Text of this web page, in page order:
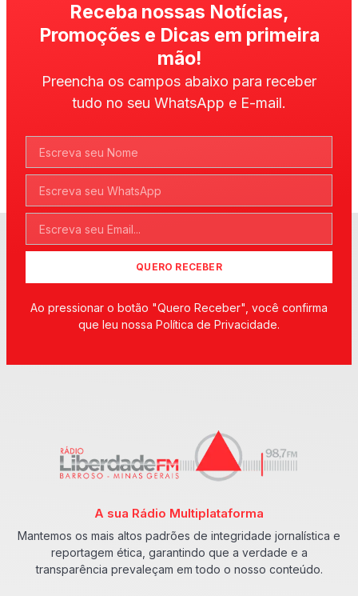
Receba nossas Notícias,
Promoções e Dicas em primeira
mão!
Preencha os campos abaixo para receber
tudo no seu WhatsApp e E-mail.
QUERO RECEBER
Ao pressionar o botão "Quero Receber", você confirma
que leu nossa Política de Privacidade.
A sua Rádio Multiplataforma
Mantemos os mais altos padrões de integridade jornalística e
reportagem ética, garantindo que a verdade e a
transparência prevaleçam em todo o nosso conteúdo.